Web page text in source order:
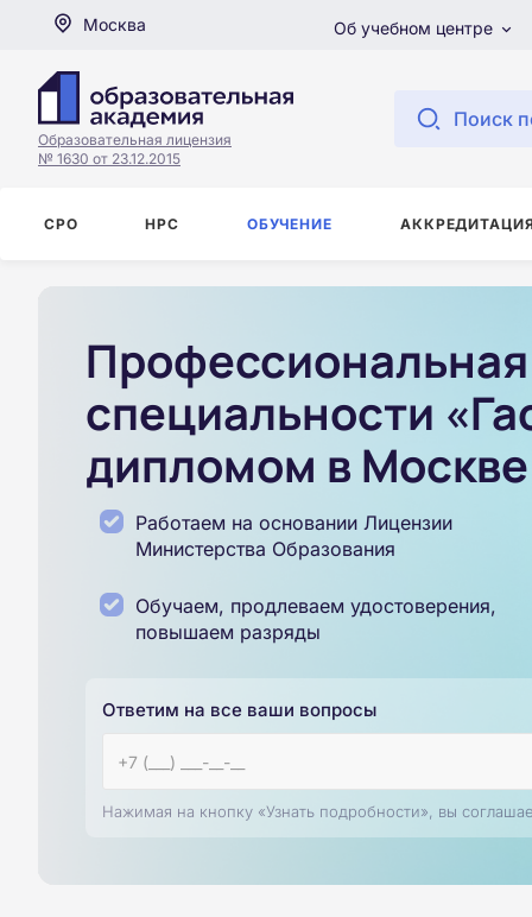
Москва Об учебном центре
Образовательная лицензия
№ 1630 от 23.12.2015
Поиск
СРО НРС ОБУЧЕНИЕ
специальности
дипломом в Москве
Работаем на основании Лицензии
Министерства Образования
Обучаем, продлеваем удостоверения,
повышаем разряды
Ответим на все ваши вопросы
Нажимая на кнопку «Узнать подробности», вы